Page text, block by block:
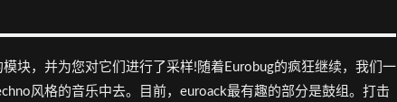
块，并为您对它们进行了采样!随着Eurobug的疯狂继续，我们一
风格的音乐中去。目前，euroack最有趣的部分是鼓组。打击